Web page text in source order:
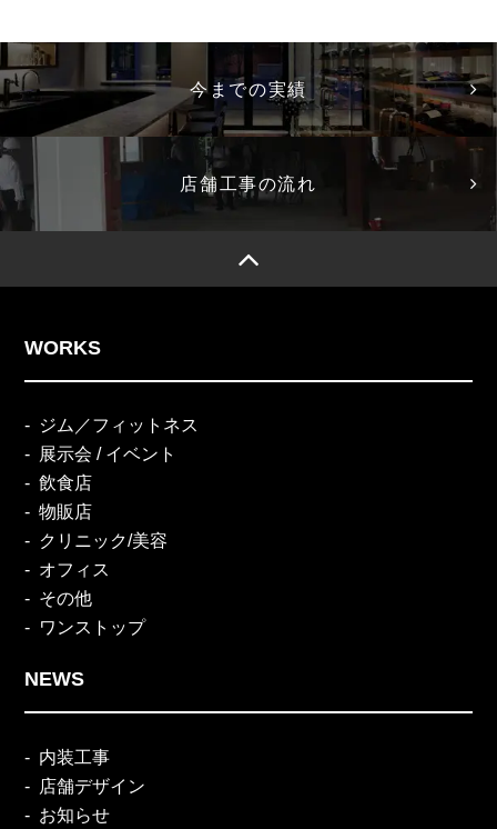
今までの実績
店舗工事の流れ
WORKS
ジム／フィットネス
展示会 / イベント
飲食店
物販店
クリニック/美容
オフィス
その他
ワンストップ
NEWS
内装工事
店舗デザイン
お知らせ